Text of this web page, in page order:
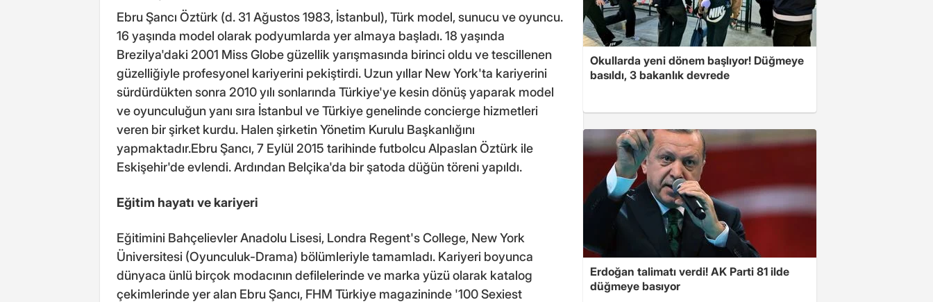
Ebru Şancı Öztürk (d. 31 Ağustos 1983, İstanbul), Türk model, sunucu ve oyuncu.
16 yaşında model olarak podyumlarda yer almaya başladı. 18 yaşında
Brezilya'daki 2001 Miss Globe güzellik yarışmasında birinci oldu ve tescillenen
güzelliğiyle profesyonel kariyerini pekiştirdi. Uzun yıllar New York'ta kariyerini
sürdürdükten sonra 2010 yılı sonlarında Türkiye'ye kesin dönüş yaparak model
ve oyunculuğun yanı sıra İstanbul ve Türkiye genelinde concierge hizmetleri
veren bir şirket kurdu. Halen şirketin Yönetim Kurulu Başkanlığını
yapmaktadır.Ebru Şancı, 7 Eylül 2015 tarihinde futbolcu Alpaslan Öztürk ile
Eskişehir'de evlendi. Ardından Belçika'da bir şatoda düğün töreni yapıldı.
Eğitim hayatı ve kariyeri
Eğitimini Bahçelievler Anadolu Lisesi, Londra Regent's College, New York
Üniversitesi (Oyunculuk-Drama) bölümleriyle tamamladı. Kariyeri boyunca
dünyaca ünlü birçok modacının defilelerinde ve marka yüzü olarak katalog
çekimlerinde yer alan Ebru Şancı, FHM Türkiye magazininde '100 Sexiest
Okullarda yeni dönem başlıyor! Düğmeye
basıldı, 3 bakanlık devrede
Erdoğan talimatı verdi! AK Parti 81 ilde
düğmeye basıyor